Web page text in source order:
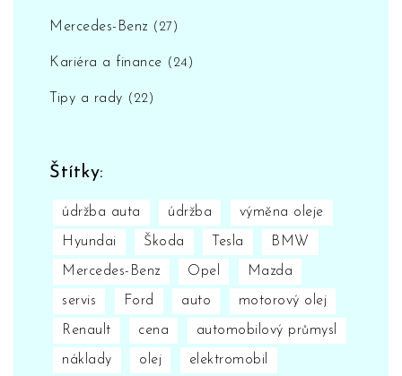
Mercedes-Benz (27)
Kariéra a finance (24)
Tipy a rady (22)
Štítky:
údržba auta údržba výměna oleje
Hyundai Škoda Tesla BMW
Mercedes-Benz Opel Mazda
servis Ford auto motorový olej
Renault cena automobilový průmysl
náklady olej elektromobil